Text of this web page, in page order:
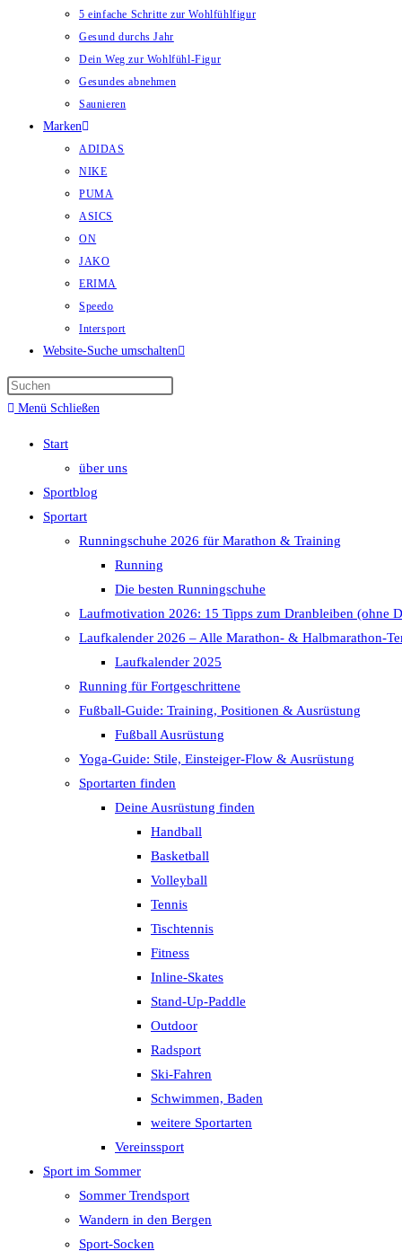
5 einfache Schritte zur Wohlfühlfigur
Gesund durchs Jahr
Dein Weg zur Wohlfühl-Figur
Gesundes abnehmen
Saunieren
Marken
ADIDAS
NIKE
PUMA
ASICS
ON
JAKO
ERIMA
Speedo
Intersport
Website-Suche umschalten
Menü Schließen
Start
über uns
Sportblog
Sportart
Runningschuhe 2026 für Marathon & Training
Running
Die besten Runningschuhe
Laufmotivation 2026: 15 Tipps zum Dranbleiben (ohne
Laufkalender 2026 – Alle Marathon- & Halbmarathon-
Laufkalender 2025
Running für Fortgeschrittene
Fußball-Guide: Training, Positionen & Ausrüstung
Fußball Ausrüstung
Yoga-Guide: Stile, Einsteiger-Flow & Ausrüstung
Sportarten finden
Deine Ausrüstung finden
Handball
Basketball
Volleyball
Tennis
Tischtennis
Fitness
Inline-Skates
Stand-Up-Paddle
Outdoor
Radsport
Ski-Fahren
Schwimmen, Baden
weitere Sportarten
Vereinssport
Sport im Sommer
Sommer Trendsport
Wandern in den Bergen
Sport-Socken